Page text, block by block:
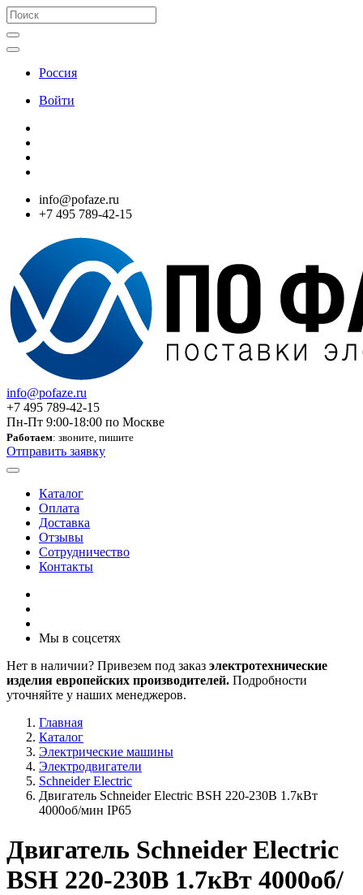
Россия
Войти
info@pofaze.ru
+7 495 789-42-15
info@pofaze.ru
+7 495 789-42-15
Пн-Пт 9:00-18:00 по Москве
Работаем: звоните, пишите
Отправить заявку
Каталог
Оплата
Доставка
Отзывы
Сотрудничество
Контакты
Мы в соцсетях
Нет в наличии? Привезем под заказ электротехнические
изделия европейских производителей. Подробности
уточняйте у наших менеджеров.
Главная
Каталог
Электрические машины
Электродвигатели
Schneider Electric
Двигатель Schneider Electric BSH 220-230В 1.7кВт
4000об/мин IP65
Двигатель Schneider Electric
BSH 220-230В 1.7кВт 4000об/